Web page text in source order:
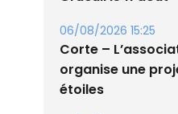
06/08/2026 15:25
Corte –
organise une
étoiles